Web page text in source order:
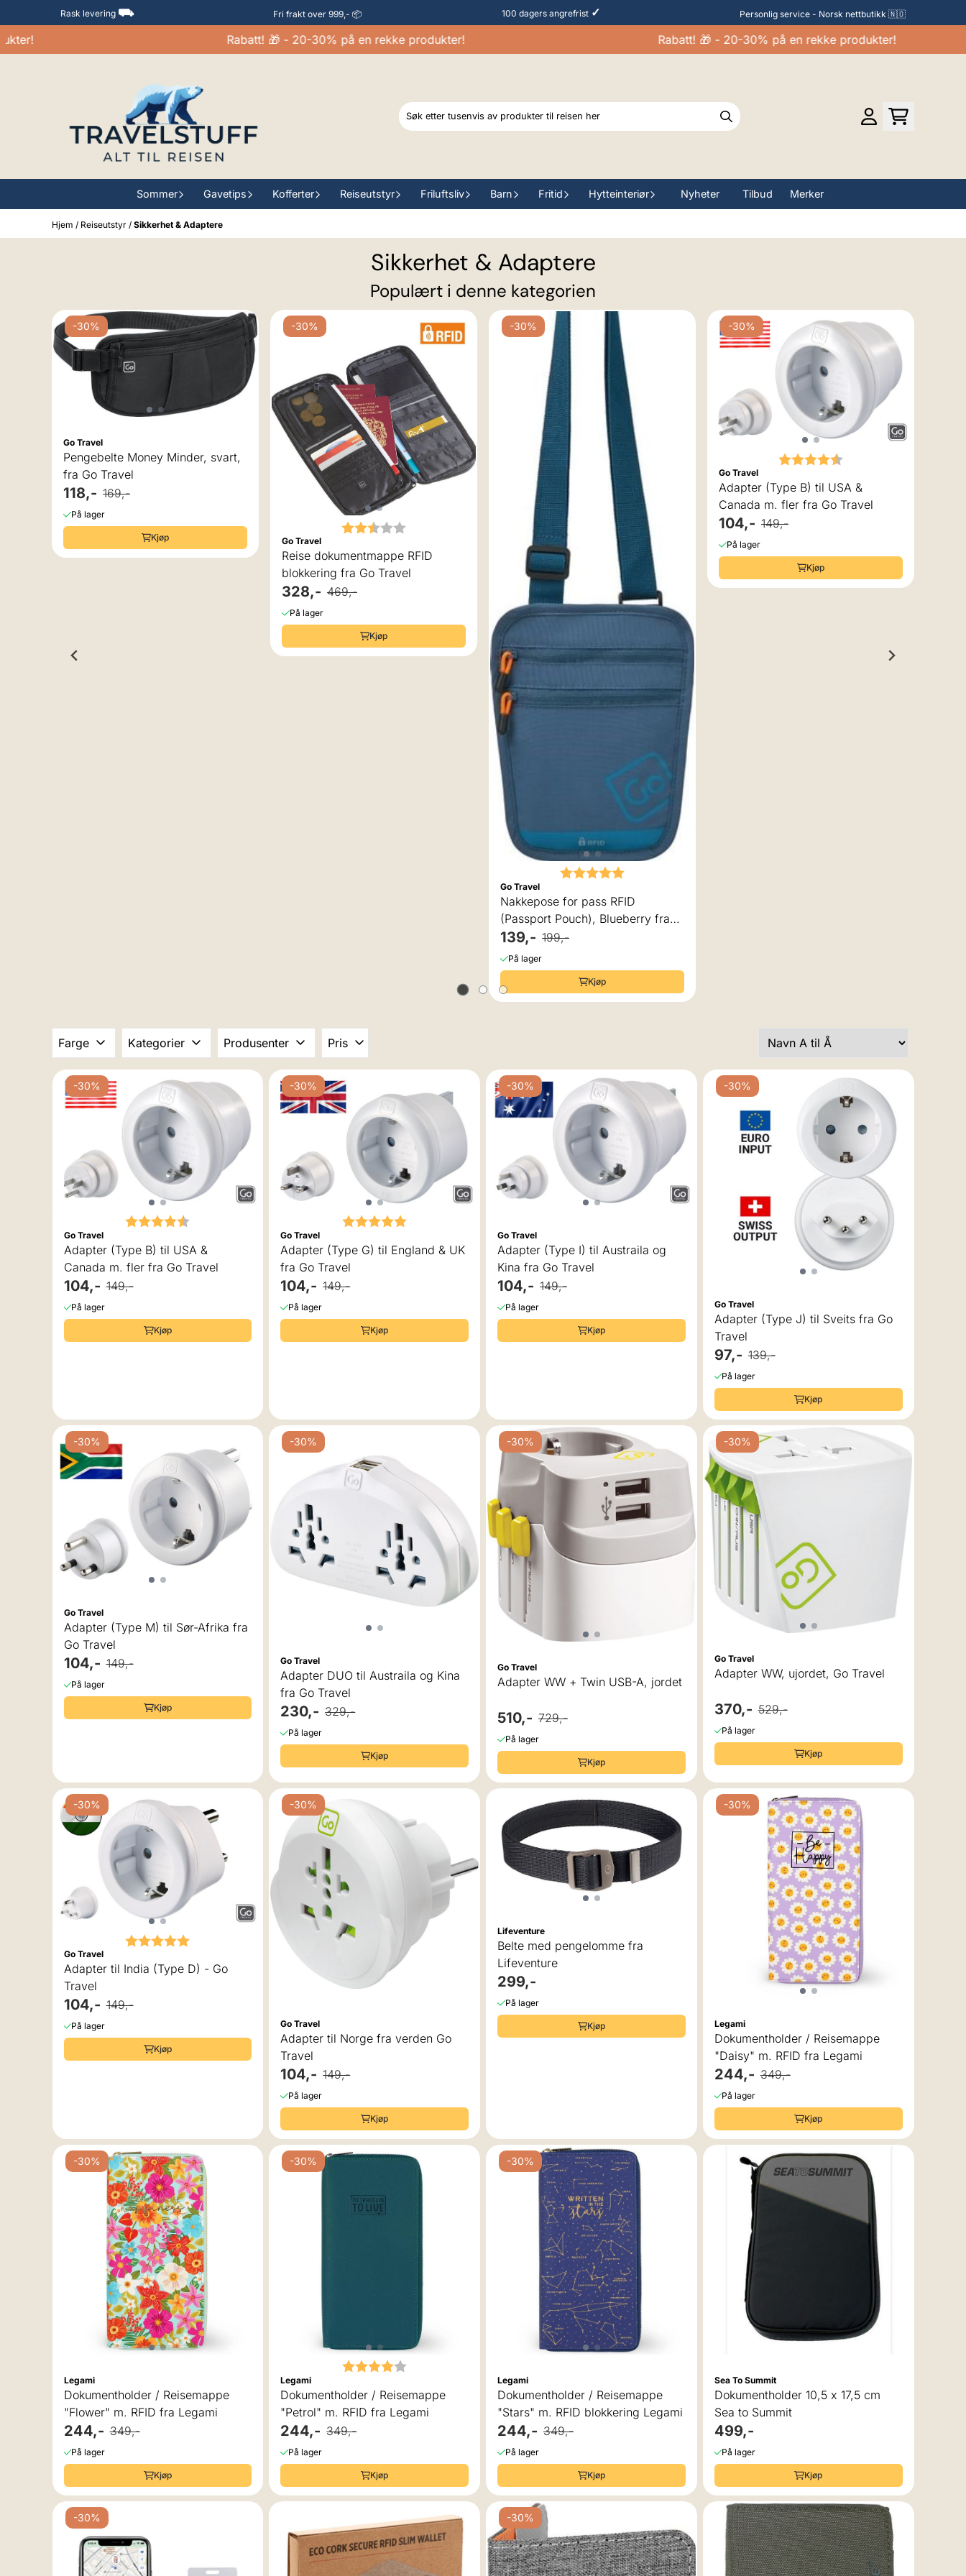
Hopp til innholdRask levering ⛟ Fri frakt over 999,- 📦 100 dagers angrefrist ✓ Personlig service - Norsk nettbutikk 🇳🇴
Rabatt! 🎁 - 20-30% på en rekke produkter! Rabatt! 🎁 - 20-30% på en rekke produkter!
Sommer Gavetips Kofferter Reiseutstyr Friluftsliv Barn Fritid Hytteinteriør Nyheter Tilbud Merker
Hjem / Reiseutstyr / Sikkerhet & Adaptere
Sikkerhet & Adaptere
Populært i denne kategorien
-30%
Go Travel
Pengebelte Money Minder, svart,
fra Go Travel
118,- 169,-
På lager
Kjøp
-30%
Karakter:
Go Travel
Reise dokumentmappe RFID
blokkering fra Go Travel
328,- 469,-
På lager
Kjøp
-30%
Karakter:
Go Travel
Nakkepose for pass RFID
(Passport Pouch), Blueberry fra
Go Travel
139,- 199,-
På lager
Kjøp
-30%
Karakter:
Go Travel
Adapter (Type B) til USA &
Canada m. fler fra Go Travel
104,- 149,-
På lager
Kjøp
Farge Kategorier Produsenter Pris
-30%
Karakter:
Go Travel
Adapter (Type B) til USA &
Canada m. fler fra Go Travel
104,- 149,-
På lager
Kjøp
-30%
Karakter:
Go Travel
Adapter (Type G) til England & UK
fra Go Travel
104,- 149,-
På lager
Kjøp
-30%
Go Travel
Adapter (Type I) til Austraila og
Kina fra Go Travel
104,- 149,-
På lager
Kjøp
-30%
Go Travel
Adapter (Type J) til Sveits fra Go
Travel
97,- 139,-
På lager
Kjøp
-30%
Go Travel
Adapter (Type M) til Sør-Afrika fra
Go Travel
104,- 149,-
På lager
Kjøp
-30%
Go Travel
Adapter DUO til Austraila og Kina
fra Go Travel
230,- 329,-
På lager
Kjøp
-30%
Go Travel
Adapter WW + Twin USB-A, jordet
510,- 729,-
På lager
Kjøp
-30%
Go Travel
Adapter WW, ujordet, Go Travel
370,- 529,-
På lager
Kjøp
-30%
Karakter:
Go Travel
Adapter til India (Type D) - Go
Travel
104,- 149,-
På lager
Kjøp
-30%
Go Travel
Adapter til Norge fra verden Go
Travel
104,- 149,-
På lager
Kjøp
Lifeventure
Belte med pengelomme fra
Lifeventure
299,-
På lager
Kjøp
-30%
Legami
Dokumentholder / Reisemappe
"Daisy" m. RFID fra Legami
244,- 349,-
På lager
Kjøp
-30%
Legami
Dokumentholder / Reisemappe
"Flower" m. RFID fra Legami
244,- 349,-
På lager
Kjøp
-30%
Karakter:
Legami
Dokumentholder / Reisemappe
"Petrol" m. RFID fra Legami
244,- 349,-
På lager
Kjøp
-30%
Legami
Dokumentholder / Reisemappe
"Stars" m. RFID blokkering Legami
244,- 349,-
På lager
Kjøp
Sea To Summit
Dokumentholder 10,5 x 17,5 cm
Sea to Summit
499,-
På lager
Kjøp
-30% -30%